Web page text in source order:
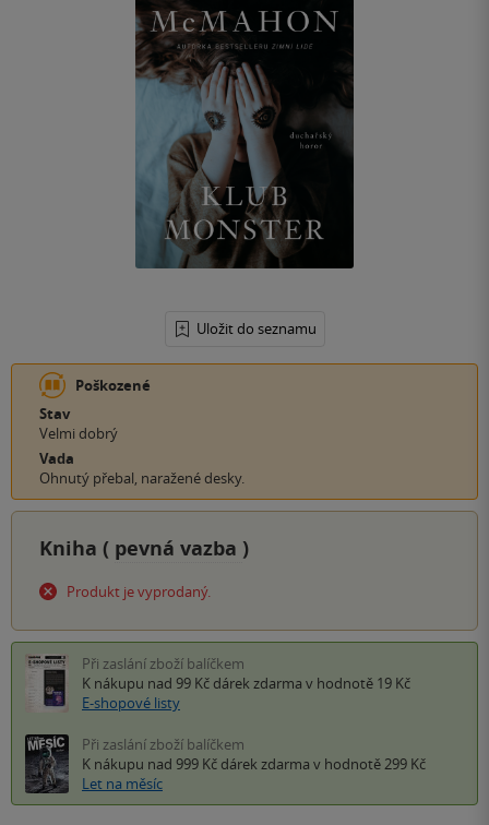
Uložit do seznamu
Poškozené
Stav
Velmi dobrý
Vada
Ohnutý přebal, naražené desky.
Kniha ( pevná vazba )
Produkt je vyprodaný.
Při zaslání zboží balíčkem
K nákupu nad 99 Kč dárek zdarma v hodnotě 19 Kč
E-shopové listy
Při zaslání zboží balíčkem
K nákupu nad 999 Kč dárek zdarma v hodnotě 299 Kč
Let na měsíc